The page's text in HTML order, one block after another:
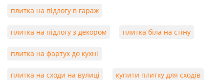
плитка на підлогу в гараж
плитка на підлогу з декором плитка біла на стіну
плитка на фартух до кухні
плитка на сходи на вулиці купити плитку для сходів